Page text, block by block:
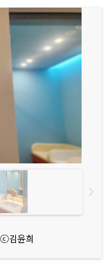
김윤희